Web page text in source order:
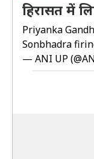
हिरासत में
Priyanka
Sonbhadra
— ANI UP